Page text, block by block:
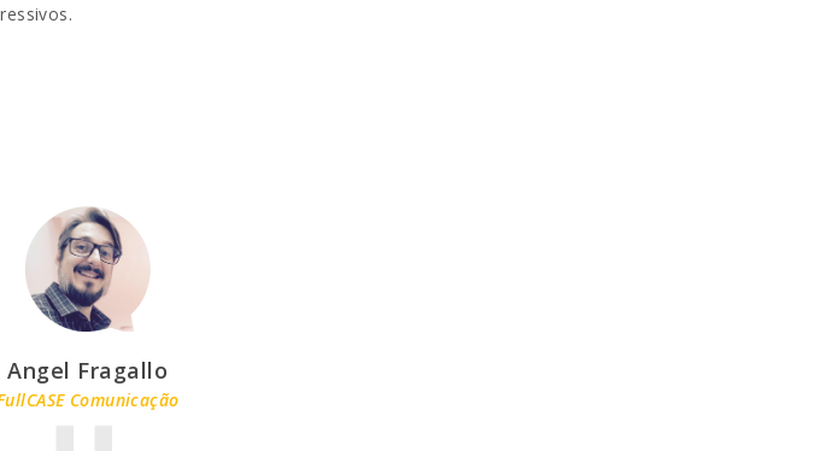
Angel Fragallo
Comunicação